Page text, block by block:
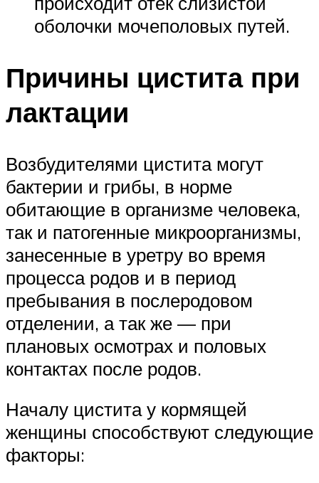
оболочки мочеполовых путей.
Причины цистита при
лактации
Возбудителями цистита могут
бактерии и грибы, в норме
обитающие в организме человека,
так и патогенные микроорганизмы,
занесенные в уретру во время
процесса родов и в период
пребывания в послеродовом
отделении, а так же — при
плановых осмотрах и половых
контактах после родов.
Началу цистита у кормящей
женщины способствуют следующие
факторы: